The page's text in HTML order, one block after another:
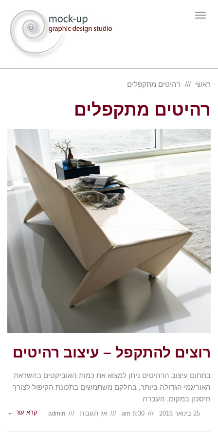
תפריט
ראשי רהיטים מתקפלים
רהיטים מתקפלים
רוצים להתקפל – עיצוב רהיטים
בתחום עיצוב הרהיטים ניתן למצוא את כמות האוביקטים בהשראת
האוריגמי הגדולה ביותר, בחלקם משתמשים בתכונת הקיפול לצורך
חיסכון במקום, העברה
25 בינואר 2016 8:30 am אין תגובות admin קרא עוד ←